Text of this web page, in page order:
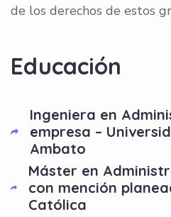
de los derechos de estos
Educación
Ingeniera en
empresa –
Ambato
Máster en
con mención
Católica